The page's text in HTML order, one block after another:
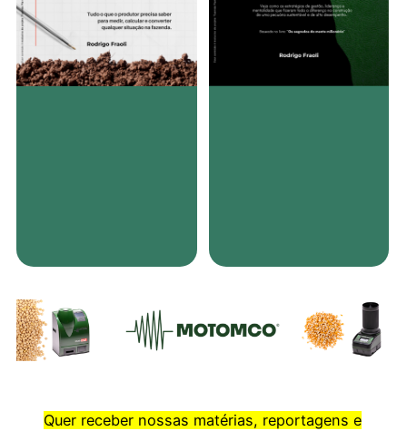
Quer receber nossas matérias, reportagens e